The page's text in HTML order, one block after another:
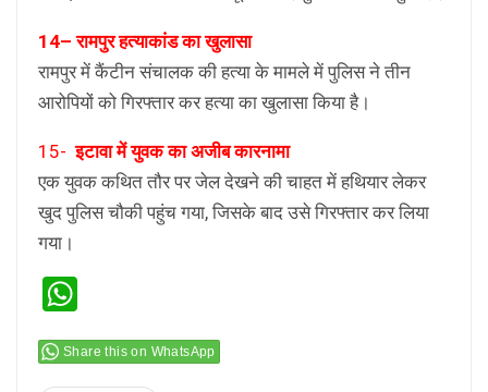
14– रामपुर हत्याकांड का खुलासा
रामपुर में कैंटीन संचालक की हत्या के मामले में पुलिस ने तीन
आरोपियों को गिरफ्तार कर हत्या का खुलासा किया है।
15-इटावा में युवक का अजीब कारनामा
एक युवक कथित तौर पर जेल देखने की चाहत में हथियार लेकर
खुद पुलिस चौकी पहुंच गया, जिसके बाद उसे गिरफ्तार कर लिया
गया।
Share this on WhatsApp